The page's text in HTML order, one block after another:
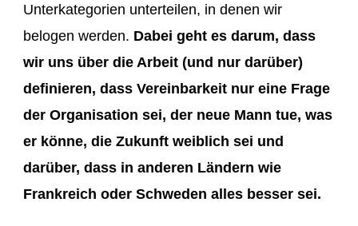
Unterkategorien unterteilen, in denen wir
belogen werden. Dabei geht es darum, dass
wir uns über die Arbeit (und nur darüber)
definieren, dass Vereinbarkeit nur eine Frage
der Organisation sei, der neue Mann tue, was
er könne, die Zukunft weiblich sei und
darüber, dass in anderen Ländern wie
Frankreich oder Schweden alles besser sei.